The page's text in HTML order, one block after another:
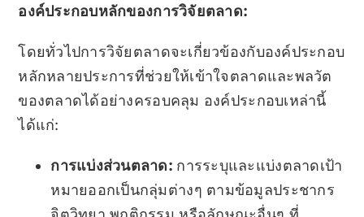
องค์ประกอบหลักของการวิจัยตลาด:
โดยทั่วไปการวิจัยตลาดจะเกี่ยวข้องกับองค์ประกอบ
หลักหลายประการที่ช่วยให้เข้าใจตลาดและพลวัต
ของตลาดได้อย่างครอบคลุม องค์ประกอบเหล่านี้
ได้แก่:
การแบ่งส่วนตลาด: การระบุและแบ่งตลาดเป้า
หมายออกเป็นกลุ่มต่างๆ ตามข้อมูลประชากร